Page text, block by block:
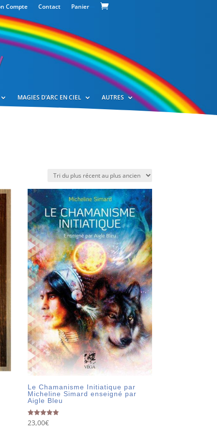
Compte Contact Panier—
MAGIES D’ARC EN CIEL AUTRES
Le Chamanisme Initiatique par
Micheline Simard enseigné par
Aigle Bleu
Note
5.00
23,00€